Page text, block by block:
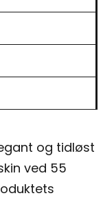
og tidløst
ved 55